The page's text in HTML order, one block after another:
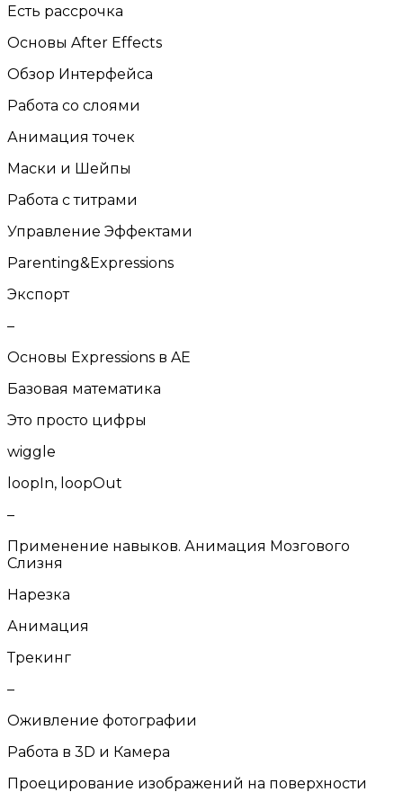
Есть рассрочка
Основы After Effects
Обзор Интерфейса
Работа со слоями
Анимация точек
Маски и Шейпы
Работа с титрами
Управление Эффектами
Parenting&Expressions
Экспорт
–
Основы Expressions в AE
Базовая математика
Это просто цифры
wiggle
loopIn, loopOut
–
Применение навыков. Анимация Мозгового
Слизня
Нарезка
Анимация
Трекинг
–
Оживление фотографии
Работа в 3D и Камера
Проецирование изображений на поверхности